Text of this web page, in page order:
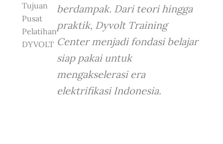
Tujuan
Pusat
Pelatihan
DYVOLT
berdampak. Dari teori hingga
praktik, Dyvolt Training
Center menjadi fondasi belajar
siap pakai untuk
mengakselerasi era
elektrifikasi Indonesia.